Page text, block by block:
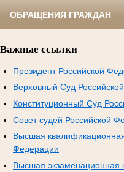
ОБРАЩЕНИЯ ГРАЖДАН
Важные ссылки
Президент Российской
Верховный Суд
Конституционный Суд
Совет судей Российской
Высшая
Федерации
Высшая экзаменационная